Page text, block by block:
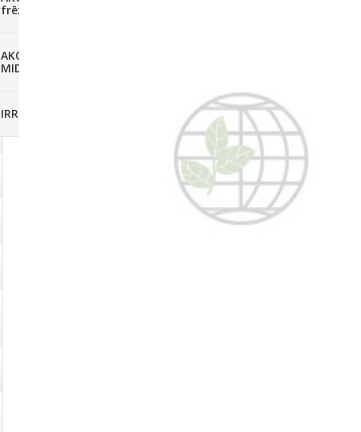
frēze + mulčieris
AKCIJAS komplekts - SOLIS 26 HST +
MID MOWER + piekabe
IRRITEC Pilienlaistīšanas komplekti